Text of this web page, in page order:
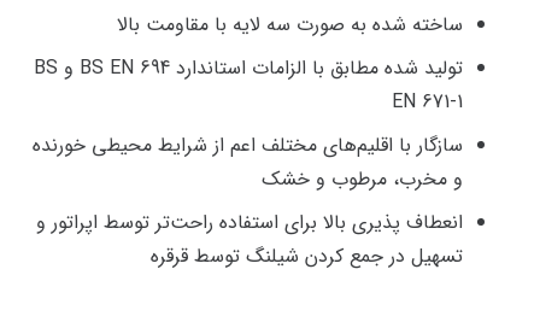
ساخته شده به صورت سه لایه با مقاومت بالا
تولید شده مطابق با الزامات استاندارد BS EN 694 و BS
EN 671-1
سازگار با اقلیم‌های مختلف اعم از شرایط محیطی خورنده
و مخرب، مرطوب و خشک
انعطاف پذیری بالا برای استفاده راحت‌تر توسط اپراتور و
تسهیل در جمع کردن شیلنگ توسط قرقره